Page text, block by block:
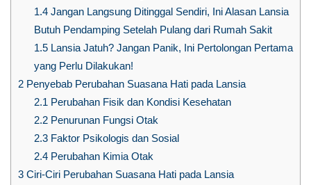
1.4Jangan Langsung Ditinggal Sendiri, Ini Alasan Lansia
Butuh Pendamping Setelah Pulang dari Rumah Sakit
1.5Lansia Jatuh? Jangan Panik, Ini Pertolongan Pertama
yang Perlu Dilakukan!
2 Penyebab Perubahan Suasana Hati pada Lansia
2.1 Perubahan Fisik dan Kondisi Kesehatan
2.2Penurunan Fungsi Otak
2.3Faktor Psikologis dan Sosial
2.4Perubahan Kimia Otak
3 Ciri-Ciri Perubahan Suasana Hati pada Lansia